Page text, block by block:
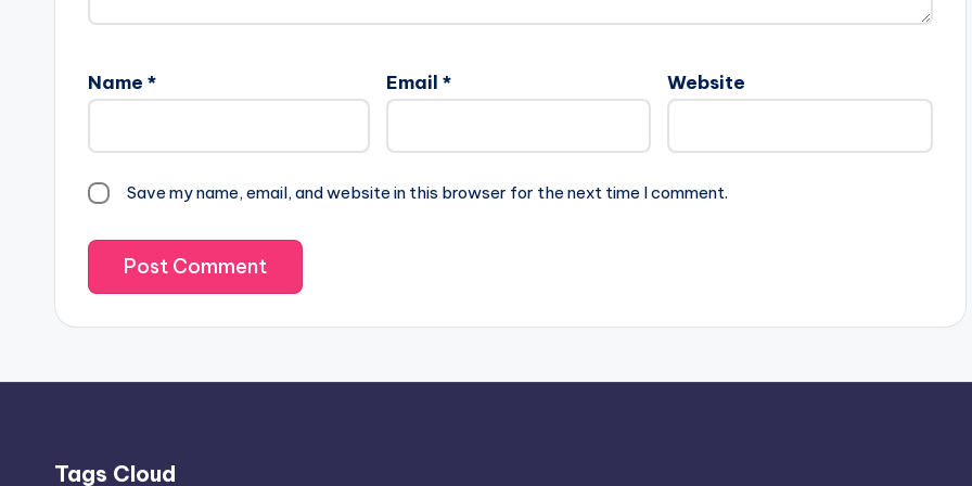
Name * Email * Website
Save my name, email, and website in this browser for the next time I comment.
Tags Cloud